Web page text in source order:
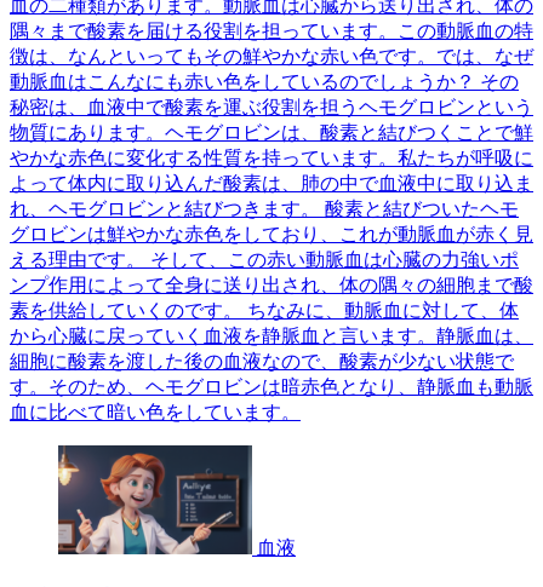
血の二種類があります。動脈血は心臓から送り出され、体の
隅々まで酸素を届ける役割を担っています。この動脈血の特
徴は、なんといってもその鮮やかな赤い色です。では、なぜ
動脈血はこんなにも赤い色をしているのでしょうか？ その
秘密は、血液中で酸素を運ぶ役割を担うヘモグロビンという
物質にあります。ヘモグロビンは、酸素と結びつくことで鮮
やかな赤色に変化する性質を持っています。私たちが呼吸に
よって体内に取り込んだ酸素は、肺の中で血液中に取り込ま
れ、ヘモグロビンと結びつきます。 酸素と結びついたヘモ
グロビンは鮮やかな赤色をしており、これが動脈血が赤く見
える理由です。 そして、この赤い動脈血は心臓の力強いポ
ンプ作用によって全身に送り出され、体の隅々の細胞まで酸
素を供給していくのです。 ちなみに、動脈血に対して、体
から心臓に戻っていく血液を静脈血と言います。静脈血は、
細胞に酸素を渡した後の血液なので、酸素が少ない状態で
す。そのため、ヘモグロビンは暗赤色となり、静脈血も動脈
血に比べて暗い色をしています。
血液